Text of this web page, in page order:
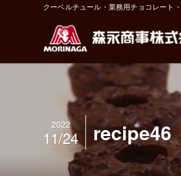
クーベルチュール・業務用チョコレート
recipe46
2022
11/24